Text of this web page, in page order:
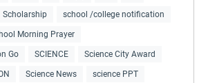
Scholarship school /college notification
Morning Prayer
Go SCIENCE Science City Award
Science News science PPT